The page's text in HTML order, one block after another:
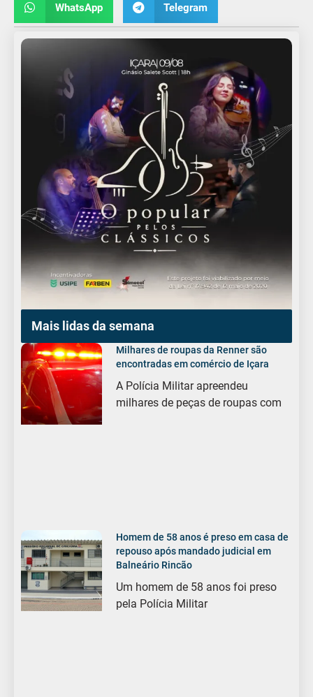
WhatsApp Telegram
Mais lidas da semana
Milhares de roupas da Renner são
encontradas em comércio de Içara
A Polícia Militar apreendeu
milhares de peças de roupas com
Homem de 58 anos é preso em casa de
repouso após mandado judicial em
Balneário Rincão
Um homem de 58 anos foi preso
pela Polícia Militar